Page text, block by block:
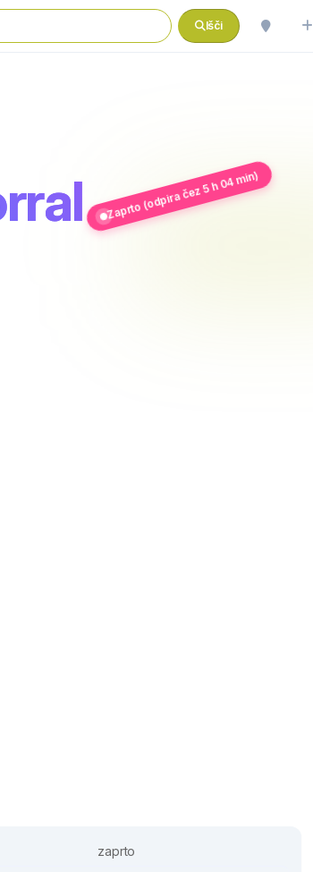
Išči
Zaprto (odpira čez 5 h 04 min)
zaprto